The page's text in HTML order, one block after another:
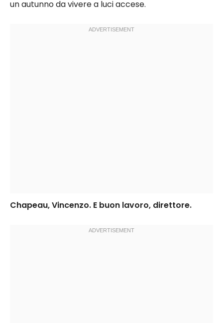
un autunno da vivere a luci accese.
Chapeau, Vincenzo. E buon lavoro, direttore.